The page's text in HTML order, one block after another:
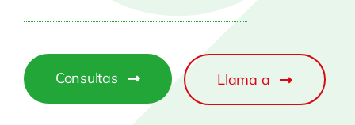
Consultas Llama a